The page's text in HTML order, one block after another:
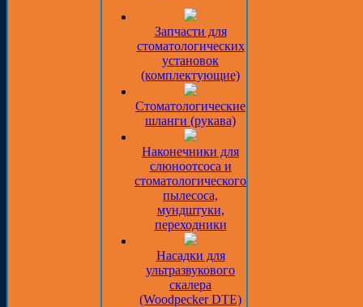
Запчасти для
стоматологических
установок
(комплектующие)
Стоматологические
шланги (рукава)
Наконечники для
слюноотсоса и
стоматологического
пылесоса,
мундштуки,
переходники
Насадки для
ультразвукового
скалера
(Woodpecker DTE)